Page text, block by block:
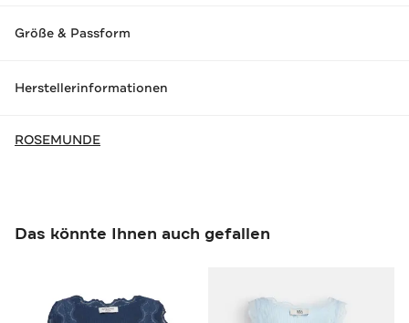
Größe & Passform
Herstellerinformationen
ROSEMUNDE
Das könnte Ihnen auch gefallen